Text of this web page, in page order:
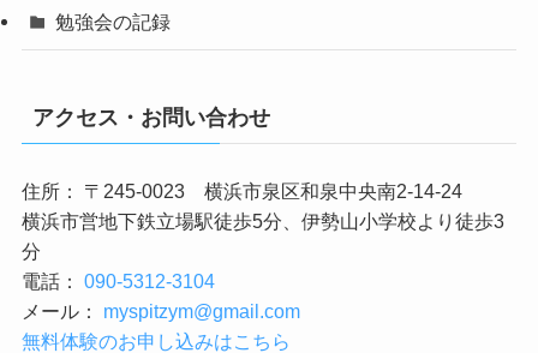
勉強会の記録
アクセス・お問い合わせ
住所： 〒245-0023 横浜市泉区和泉中央南2-14-24
横浜市営地下鉄立場駅徒歩5分、伊勢山小学校より徒歩3
分
電話： 090-5312-3104
メール： myspitzym@gmail.com
無料体験のお申し込みはこちら